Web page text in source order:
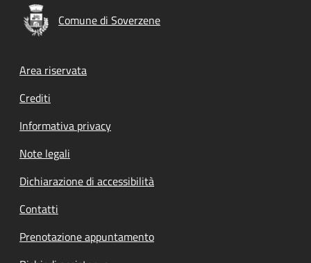
Comune di Soverzene
Footer menu
Area riservata
Crediti
Informativa privacy
Note legali
Dichiarazione di accessibilità
Contatti
Prenotazione appuntamento